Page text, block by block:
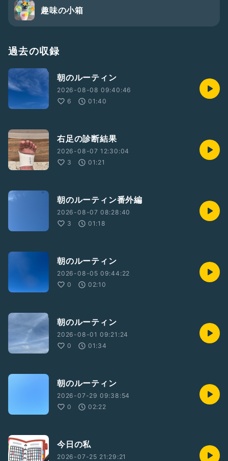
趣味の小箱
過去の収録
朝のルーティン
2026-08-08 09:40:46
6
01:40
右足の診断結果
2026-08-07 12:30:04
3
01:21
朝のルーティン番外編
2026-08-07 08:28:40
3
01:18
朝のルーティン
2026-08-05 09:44:22
0
02:10
朝のルーティン
2026-08-01 09:21:24
0
01:34
朝のルーティン
2026-07-29 09:38:54
0
02:22
今日の私
2026-07-25 21:29:21